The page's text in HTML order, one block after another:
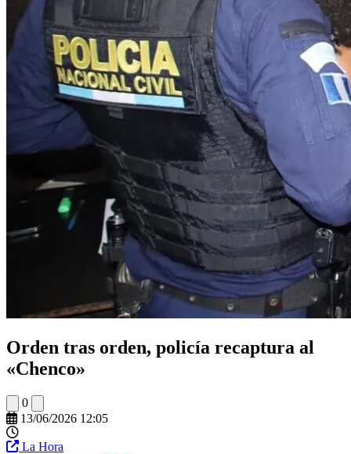
Orden tras orden, policía recaptura al
«Chenco»
0
13/06/2026 12:05
La Hora